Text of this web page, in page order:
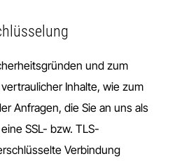
und zum
Inhalte, wie zum
Anfragen, die Sie an uns als
SSL- bzw. TLS-
Verbindung